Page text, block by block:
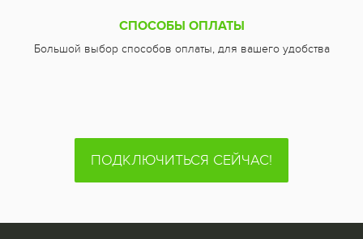
СПОСОБЫ ОПЛАТЫ
Большой выбор способов оплаты, для вашего удобства
ПОДКЛЮЧИТЬСЯ СЕЙЧАС!